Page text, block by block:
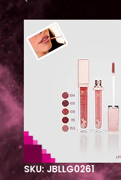
SKU: JBLLG0261